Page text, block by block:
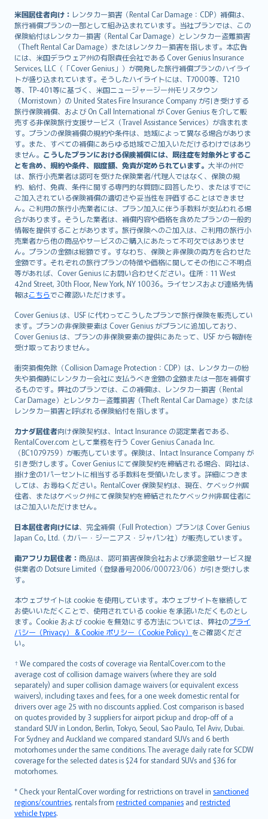
米国居住者向け： レンタカー損害（Rental Car Damage：CDP）補償は、
旅行補償プランの一部として組み込まれています。当社プランでは、この
保険給付はレンタカー損害（Rental Car Damage）とレンタカー盗難損害
（Theft Rental Car Damage）またはレンタカー損害を指します。本広告
には、米国デラウェア州の有限責任会社である Cover Genius Insurance
Services, LLC（「Cover Genius」）が開発した旅行補償プランのハイライ
トが盛り込まれています。そうしたハイライトには、T7000等、T210
等、TP-401等に基づく、米国ニュージャージー州モリスタウン
（Morristown）の United States Fire Insurance Company が引き受けする
旅行保険補償、および On Call International が Cover Genius を介して販
売する非保険旅行支援サービス（Travel Assistance Services）が含まれま
す。プランの保険補償の規約や条件は、地域によって異なる場合がありま
す。また、すべての補償にあらゆる地域でご加入いただけるわけではあり
ません。 こうしたプランにおける保険補償には、既往症を対象外とするこ
とを含め、規約や条件、限度額、免責が定められています。 大半の州で
は、旅行小売業者は認可を受けた保険業者/代理人ではなく、保険の規
約、給付、免責、条件に関する専門的な質問に回答したり、またはすでに
ご加入されている保険補償の適切さや妥当性を評価することはできませ
ん。ご利用の旅行小売業者には、プラン加入に伴う手数料が支払われる場
合があります。そうした業者は、補償内容や価格を含めたプランの一般的
情報を提供することがあります。旅行保険へのご加入は、ご利用の旅行小
売業者から他の商品やサービスのご購入にあたって不可欠ではありませ
ん。プランの金額は総額です。すなわち、保険と非保険の両方を合わせた
金額です。それぞれの旅行プランの特徴や価格に関してその他にご不明点
等があれば、Cover Genius にお問い合わせください。住所：11 West
42nd Street, 30th Floor, New York, NY 10036。ライセンスおよび連絡先情
報はこちらでご確認いただけます。
Cover Genius は、USF に代わってこうしたプランで旅行保険を販売してい
ます。プランの非保険要素は Cover Genius がプランに追加しており、
Cover Genius は、プランの非保険要素の提供にあたって、USF から報酬を
受け取っておりません。
衝突損傷免除（Collision Damage Protection：CDP）は、レンタカーの紛
失や損傷時にレンタカー会社に支払うべき金額の全額または一部を補償す
るものです。弊社のプランでは、この補償は、レンタカー損害（Rental
Car Damage）とレンタカー盗難損害（Theft Rental Car Damage）または
レンタカー損害と呼ばれる保険給付を指します。
カナダ居住者向け保険契約は、Intact Insurance の認定業者である、
RentalCover.com として業務を行う Cover Genius Canada Inc.
（BC1079759）が販売しています。保険は、Intact Insurance Company が
引き受けします。Cover Genius にて保険契約を締結される場合、同社は、
掛け金の1パーセントに相当する手数料を受領いたします。詳細につきま
しては、お尋ねください。RentalCover 保険契約は、現在、ケベック州居
住者、またはケベック州にて保険契約を締結されたケベック州非居住者に
はご加入いただけません。
日本居住者向けには、完全補償（Full Protection）プランは Cover Genius
Japan Co., Ltd.（カバー・ジーニアス・ジャパン社）が販売しています。
南アフリカ居住者： 商品は、認可損害保険会社および承認金融サービス提
供業者の Dotsure Limited（登録番号2006/000723/06）が引き受けしま
す。
本ウェブサイトは cookie を使用しています。本ウェブサイトを継続して
お使いいただくことで、使用されている cookie を承諾いただくものとし
ます。Cookie および cookie を無効にする方法については、弊社のプライ
バシー（Privacy） & Cookie ポリシー（Cookie Policy） をご確認くださ
い。
† We compared the costs of coverage via RentalCover.com to the
average cost of collision damage waivers (where they are sold
separately) and super collision damage waivers (or equivalent excess
waivers), including taxes and fees, for a one week domestic rental for
drivers over age 25 with no discounts applied. Cost comparison is based
on quotes provided by 3 suppliers for airport pickup and drop-off of a
standard SUV in London, Berlin, Tokyo, Seoul, Sao Paulo, Tel Aviv, Dubai.
For Sydney and Auckland we compared standard SUVs and 6 berth
motorhomes under the same conditions. The average daily rate for SCDW
coverage for the selected dates is $24 for standard SUVs and $36 for
motorhomes.
* Check your RentalCover wording for restrictions on travel in sanctioned
regions/countries, rentals from restricted companies and restricted
vehicle types.